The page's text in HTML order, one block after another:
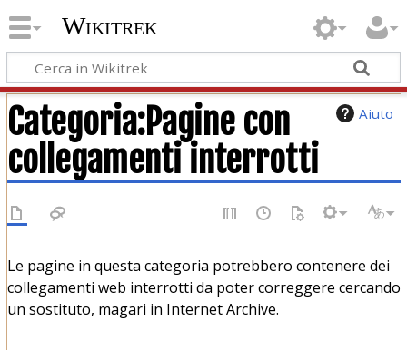
Wikitrek
Aiuto
Categoria:Pagine con
collegamenti interrotti
Le pagine in questa categoria potrebbero contenere dei
collegamenti web interrotti da poter correggere cercando
un sostituto, magari in Internet Archive.